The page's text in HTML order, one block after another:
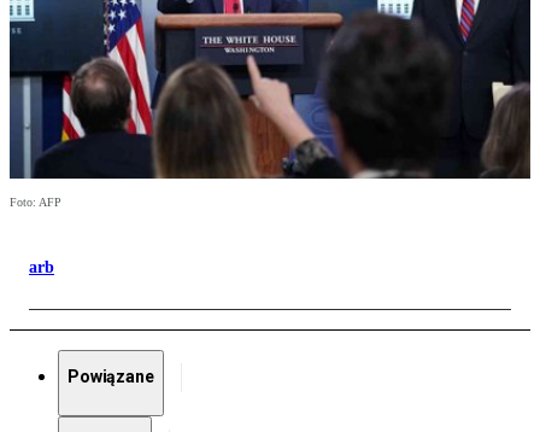
Foto: AFP
arb
Powiązane